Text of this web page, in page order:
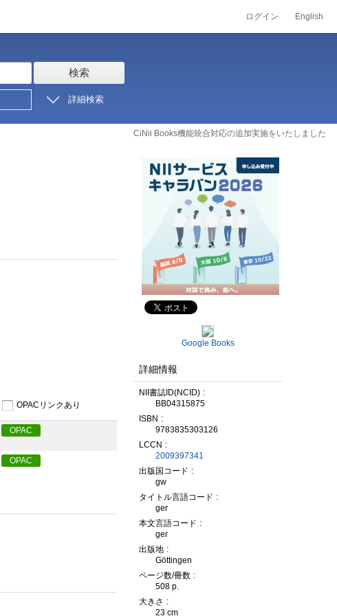
ログイン English
検索
詳細検索
CiNii Books機能統合対応の追加実施をいたしました
OPACリンクあり
OPAC
OPAC
Google Books
詳細情報
NII書誌ID(NCID)
BB04315875
ISBN
9783835303126
LCCN
2009397341
出版国コード
gw
タイトル言語コード
ger
本文言語コード
ger
出版地
Göttingen
ページ数/冊数
508 p.
大きさ
23 cm